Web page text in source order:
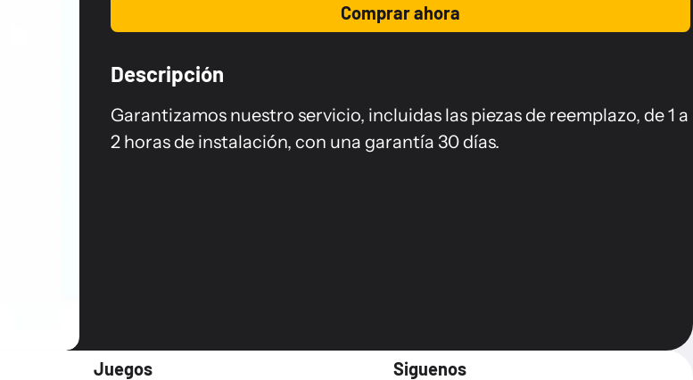
Comprar ahora
Descripción
Garantizamos nuestro servicio, incluidas las piezas de reemplazo, de 1 a
2 horas de instalación, con una garantía 30 días.
Juegos
Siguenos